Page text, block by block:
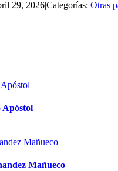
29, 2026|Categorías: Otras
Apóstol
Mañueco